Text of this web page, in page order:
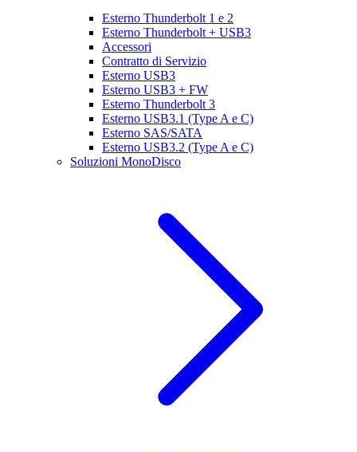
Esterno Thunderbolt 1 e 2
Esterno Thunderbolt + USB3
Accessori
Contratto di Servizio
Esterno USB3
Esterno USB3 + FW
Esterno Thunderbolt 3
Esterno USB3.1 (Type A e C)
Esterno SAS/SATA
Esterno USB3.2 (Type A e C)
Soluzioni MonoDisco